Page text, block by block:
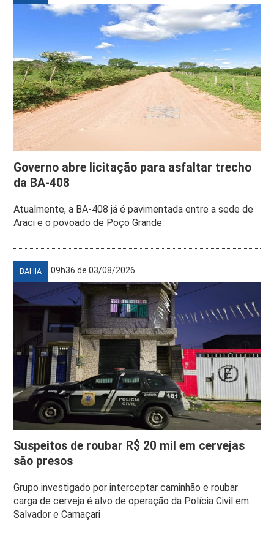
Governo abre licitação para asfaltar trecho
da BA-408
Atualmente, a BA-408 já é pavimentada entre a sede de
Araci e o povoado de Poço Grande
BAHIA 09h36 de 03/08/2026
Suspeitos de roubar R$ 20 mil em cervejas
são presos
Grupo investigado por interceptar caminhão e roubar
carga de cerveja é alvo de operação da Polícia Civil em
Salvador e Camaçari